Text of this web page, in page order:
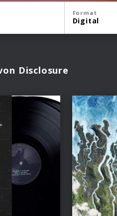
Format
Digital
Disclosure